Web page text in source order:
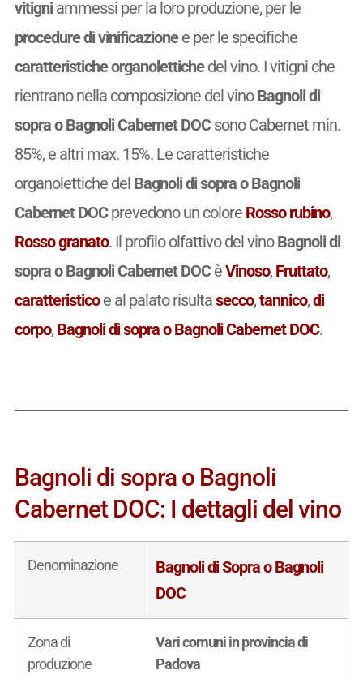
vitigniammessi per la loro produzione, per le
procedure di vinificazionee per le specifiche
caratteristiche organolettichedel vino. I vitigni che
rientrano nella composizione del vinoBagnoli di
sopra o Bagnoli Cabernet DOCsono Cabernet min.
85%, e altri max. 15%. Le caratteristiche
organolettiche delBagnoli di sopra o Bagnoli
Cabernet DOCprevedono un colore Rosso rubino,
Rosso granato. Il profilo olfattivo del vinoBagnoli di
sopra o Bagnoli Cabernet DOCèVinoso, Fruttato,
caratteristicoe al palato risultasecco,tannico,di
corpo, Bagnoli di sopra o Bagnoli Cabernet DOC.
Bagnoli di sopra o Bagnoli
Cabernet DOC: I dettagli del vino
Denominazione
Bagnoli di Sopra o Bagnoli
DOC
Zona di
produzione
Vari comuni in provincia di
Padova